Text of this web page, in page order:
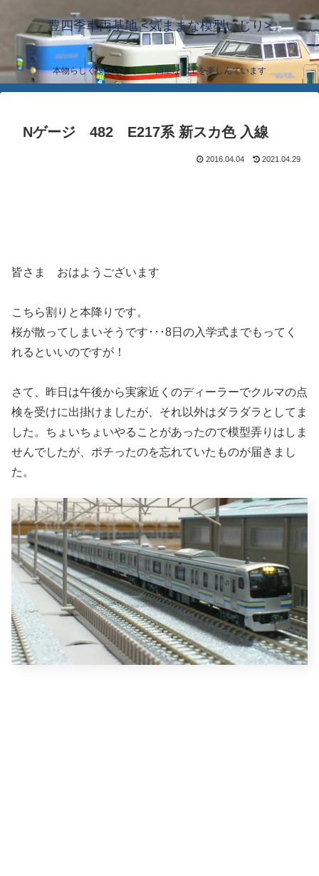
豊四季車両基地 <気ままな模型いじり>
本物らしく模型らしく… 簡単な加工を楽しんでいます
Nゲージ 482 E217系 新スカ色 入線
2016.04.04 2021.04.29
皆さま おはようございます
こちら割りと本降りです。
桜が散ってしまいそうです･･･8日の入学式までもってく
れるといいのですが！
さて、昨日は午後から実家近くのディーラーでクルマの点
検を受けに出掛けましたが、それ以外はダラダラとしてま
した。ちょいちょいやることがあったので模型弄りはしま
せんでしたが、ポチったのを忘れていたものが届きまし
た。